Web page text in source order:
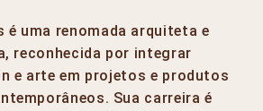
é uma renomada arquiteta e
reconhecida por integrar
e arte em projetos e produtos
Sua carreira é